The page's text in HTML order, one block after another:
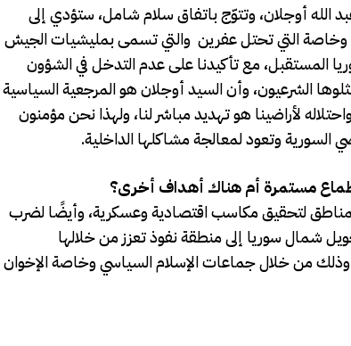
الله أوجلان، وتتوّج باتفاق سلام شامل، ستؤدي إلى
وخاصة التي تحتل عفرين والتي تسمى بمليشيات الجيش
المستقبل، مع تأكيدنا على عدم التدخل في الشؤون
الشرعيون، وأن السيد أوجلان هو المرجعية السياسية
لأراضينا هو تهديد مباشر لنا، ولهذا نحن مؤمنون
السورية وتعود لمعالجة مشاكلها الداخلية.
مستمرة أم هناك أهداف أخرى؟
لتحقيق مكاسب اقتصادية وعسكرية، وأيضًا لضرب
شمال سوريا إلى منطقة نفوذ تعزز من خلالها
وذلك من خلال جماعات الإسلام السياسي وخاصة الإخوان